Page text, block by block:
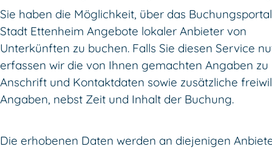
Sie haben die Möglichkeit, über das
Stadt Ettenheim Angebote lokaler Anbieter von
Unterkünften zu buchen. Falls Sie diesen Service
erfassen wir die von Ihnen gemachten Angaben zu
Anschrift und Kontaktdaten sowie zusätzliche
Angaben, nebst Zeit und Inhalt der Buchung.
Die erhobenen Daten werden an diejenigen